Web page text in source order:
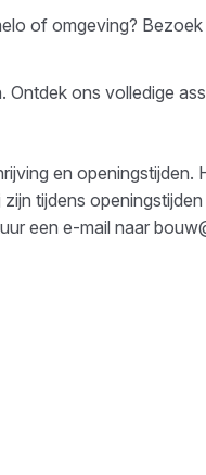
of omgeving? Bezoek
. Ontdek ons volledige
en openingstijden.
tijdens openingstijden
een e-mail naar